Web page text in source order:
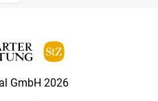
GmbH 2026